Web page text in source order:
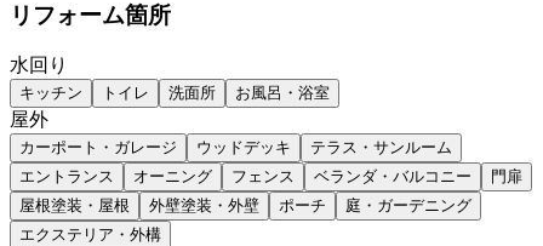
リフォーム箇所
水回り
キッチン トイレ 洗面所 お風呂・浴室
屋外
カーポート・ガレージ ウッドデッキ
テラス・サンルーム
エントランス
オーニング フェンス ベランダ・バルコニー
門扉
屋根塗装・屋根
外壁塗装・外壁 ポーチ
庭・ガーデニング
エクステリア・外構